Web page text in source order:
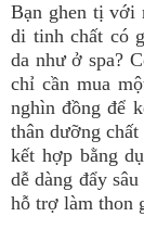
Bạn ghen tị với
di tinh chất có
da như ở spa?
chỉ cần mua
nghìn đồng để
thân dưỡng
kết hợp bằng
dễ dàng đẩy
hỗ trợ làm thon